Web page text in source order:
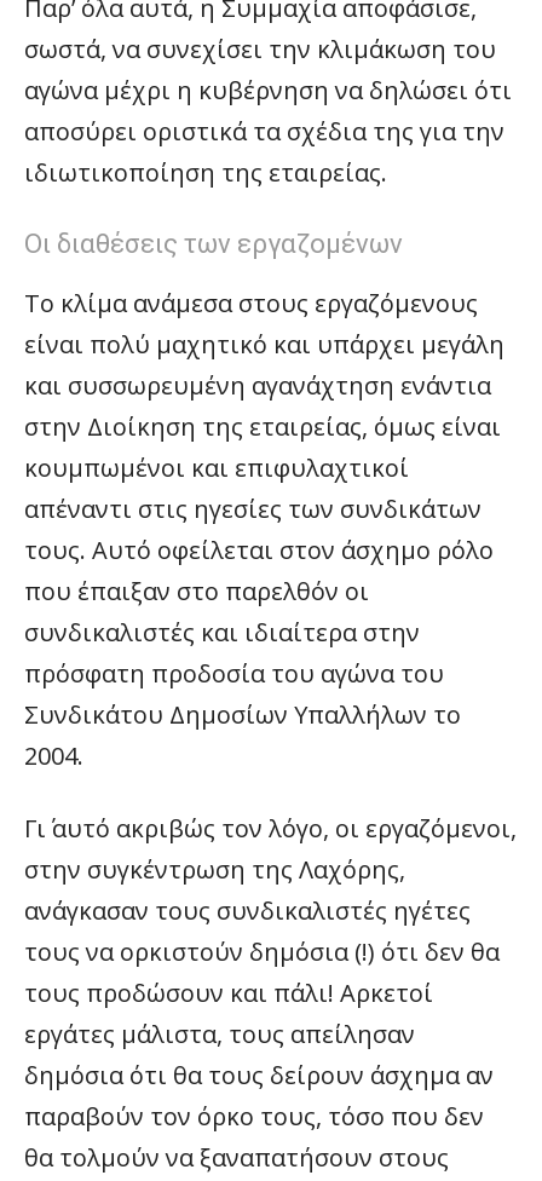
Παρ’ όλα αυτά, η Συμμαχία αποφάσισε,
σωστά, να συνεχίσει την κλιμάκωση του
αγώνα μέχρι η κυβέρνηση να δηλώσει ότι
αποσύρει οριστικά τα σχέδια της για την
ιδιωτικοποίηση της εταιρείας.
Οι διαθέσεις των εργαζομένων
Το κλίμα ανάμεσα στους εργαζόμενους
είναι πολύ μαχητικό και υπάρχει μεγάλη
και συσσωρευμένη αγανάχτηση ενάντια
στην Διοίκηση της εταιρείας, όμως είναι
κουμπωμένοι και επιφυλαχτικοί
απέναντι στις ηγεσίες των συνδικάτων
τους. Αυτό οφείλεται στον άσχημο ρόλο
που έπαιξαν στο παρελθόν οι
συνδικαλιστές και ιδιαίτερα στην
πρόσφατη προδοσία του αγώνα του
Συνδικάτου Δημοσίων Υπαλλήλων το
2004.
Γι΄ αυτό ακριβώς τον λόγο, οι εργαζόμενοι,
στην συγκέντρωση της Λαχόρης,
ανάγκασαν τους συνδικαλιστές ηγέτες
τους να ορκιστούν δημόσια (!) ότι δεν θα
τους προδώσουν και πάλι! Αρκετοί
εργάτες μάλιστα, τους απείλησαν
δημόσια ότι θα τους δείρουν άσχημα αν
παραβούν τον όρκο τους, τόσο που δεν
θα τολμούν να ξαναπατήσουν στους